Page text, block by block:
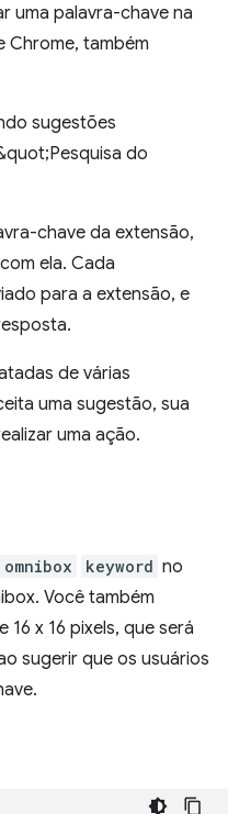
uma palavra-chave na
Chrome, também
chave da extensão,
ela. Cada
para a extensão, e
de várias
uma sugestão, sua
uma ação.
omnibox keyword no
Você também
x 16 pixels, que será
sugerir que os usuários